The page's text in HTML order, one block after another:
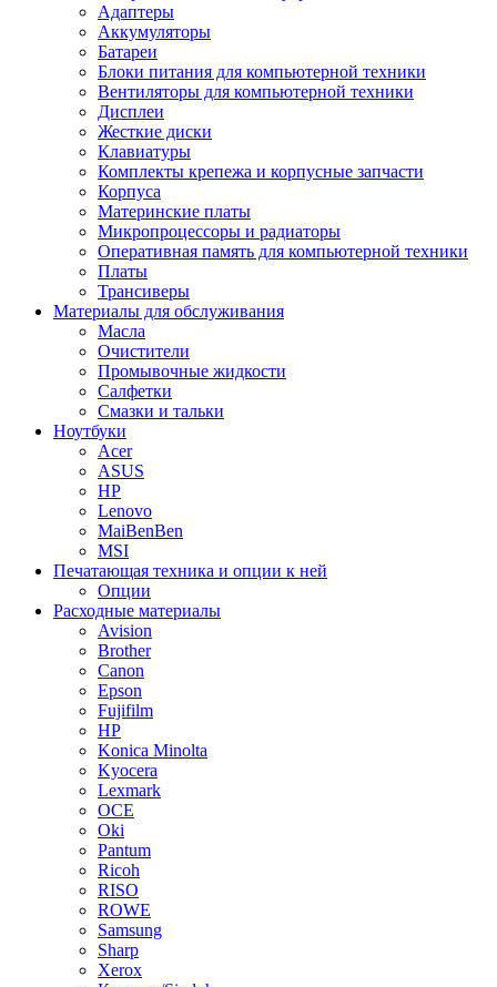
Адаптеры
Аккумуляторы
Батареи
Блоки питания для компьютерной техники
Вентиляторы для компьютерной техники
Дисплеи
Жесткие диски
Клавиатуры
Комплекты крепежа и корпусные запчасти
Корпуса
Материнские платы
Микропроцессоры и радиаторы
Оперативная память для компьютерной техники
Платы
Трансиверы
Материалы для обслуживания
Масла
Очистители
Промывочные жидкости
Салфетки
Смазки и тальки
Ноутбуки
Acer
ASUS
HP
Lenovo
MaiBenBen
MSI
Печатающая техника и опции к ней
Опции
Расходные материалы
Avision
Brother
Canon
Epson
Fujifilm
HP
Konica Minolta
Kyocera
Lexmark
OCE
Oki
Pantum
Ricoh
RISO
ROWE
Samsung
Sharp
Xerox